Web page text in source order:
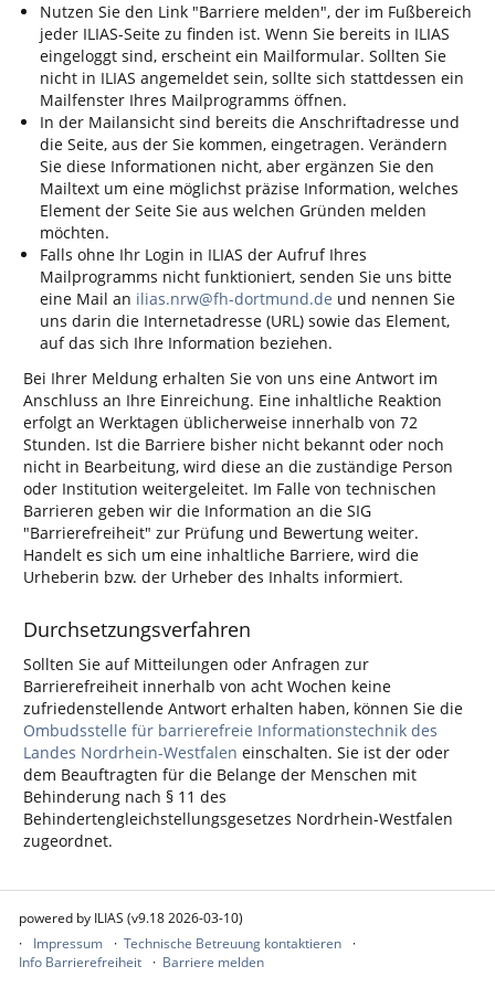
Nutzen Sie den Link "Barriere melden", der im Fußbereich
jeder ILIAS-Seite zu finden ist. Wenn Sie bereits in ILIAS
eingeloggt sind, erscheint ein Mailformular. Sollten Sie
nicht in ILIAS angemeldet sein, sollte sich stattdessen ein
Mailfenster Ihres Mailprogramms öffnen.
In der Mailansicht sind bereits die Anschriftadresse und
die Seite, aus der Sie kommen, eingetragen. Verändern
Sie diese Informationen nicht, aber ergänzen Sie den
Mailtext um eine möglichst präzise Information, welches
Element der Seite Sie aus welchen Gründen melden
möchten.
Falls ohne Ihr Login in ILIAS der Aufruf Ihres
Mailprogramms nicht funktioniert, senden Sie uns bitte
eine Mail an ilias.nrw@fh-dortmund.de und nennen Sie
uns darin die Internetadresse (URL) sowie das Element,
auf das sich Ihre Information beziehen.
Bei Ihrer Meldung erhalten Sie von uns eine Antwort im
Anschluss an Ihre Einreichung. Eine inhaltliche Reaktion
erfolgt an Werktagen üblicherweise innerhalb von 72
Stunden. Ist die Barriere bisher nicht bekannt oder noch
nicht in Bearbeitung, wird diese an die zuständige Person
oder Institution weitergeleitet. Im Falle von technischen
Barrieren geben wir die Information an die SIG
"Barrierefreiheit" zur Prüfung und Bewertung weiter.
Handelt es sich um eine inhaltliche Barriere, wird die
Urheberin bzw. der Urheber des Inhalts informiert.
Durchsetzungsverfahren
Sollten Sie auf Mitteilungen oder Anfragen zur
Barrierefreiheit innerhalb von acht Wochen keine
zufriedenstellende Antwort erhalten haben, können Sie die
Ombudsstelle für barrierefreie Informationstechnik des
Landes Nordrhein-Westfalen einschalten. Sie ist der oder
dem Beauftragten für die Belange der Menschen mit
Behinderung nach § 11 des
Behindertengleichstellungsgesetzes Nordrhein-Westfalen
zugeordnet.
powered by ILIAS (v9.18 2026-03-10)
Impressum
Technische Betreuung kontaktieren
Info Barrierefreiheit
Barriere melden